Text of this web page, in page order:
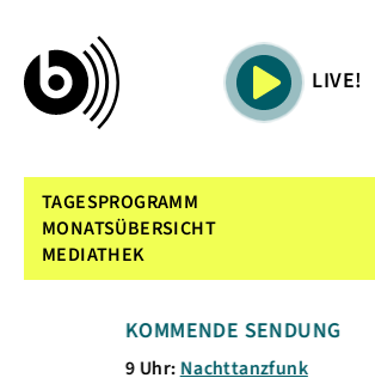
LIVE!
KOMMENDE SENDUNG
Nachttanzfunk
TAGESPROGRAMM
MONATSÜBERSICHT
MEDIATHEK